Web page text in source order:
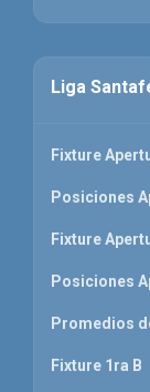
Liga
Fixture
Posiciones
Fixture
Posiciones
Promedios
Fixture 1ra B